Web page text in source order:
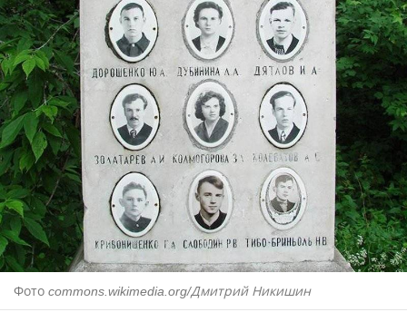
Фото commons.wikimedia.org/Дмитрий Никишин